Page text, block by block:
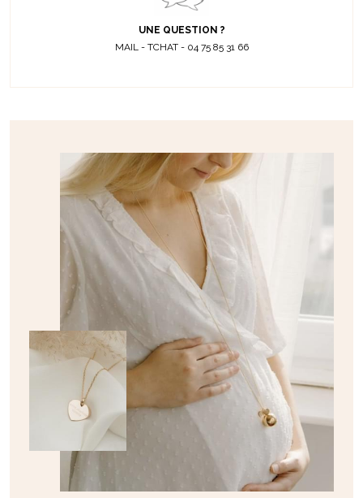
UNE QUESTION ?
MAIL - TCHAT - 04 75 85 31 66